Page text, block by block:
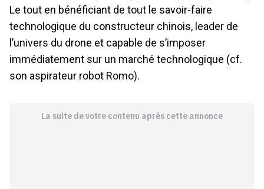
Le tout en bénéficiant de tout le savoir-faire
technologique du constructeur chinois, leader de
l’univers du drone et capable de s’imposer
immédiatement sur un marché technologique (cf.
son aspirateur robot Romo).
La suite de votre contenu après cette annonce